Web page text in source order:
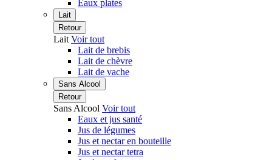
Eaux plates
Lait
Retour
Lait Voir tout
Lait de brebis
Lait de chèvre
Lait de vache
Sans Alcool
Retour
Sans Alcool Voir tout
Eaux et jus santé
Jus de légumes
Jus et nectar en bouteille
Jus et nectar tetra